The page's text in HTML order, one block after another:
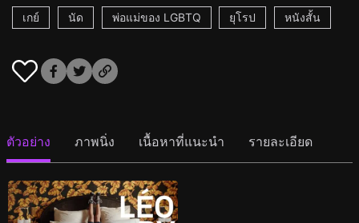
เกย์
นัด พ่อแม่ของ LGBTQ ยุโรป หนังสั้น
ตัวอย่าง ภาพนิ่ง เนื้อหาที่แนะนำ รายละเอียด